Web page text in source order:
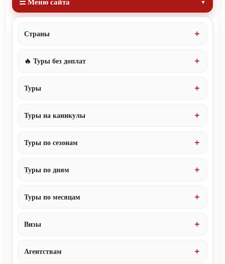
☰ Меню сайта
Страны
🔥 Туры без доплат
Туры
Туры на каникулы
Туры по сезонам
Туры по дням
Туры по месяцам
Визы
Агентствам